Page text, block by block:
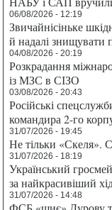
06/08/2026 - 12:19
Звичайнісіньке
й надалі знищувати
04/08/2026 - 20:19
Розкрадання
із МЗС в СІЗО
03/08/2026 - 20:43
Російські
командира 2-го
31/07/2026 - 19:45
Не тільки «Скеля».
31/07/2026 - 18:19
Український
за найкрасивіший
31/07/2026 - 14:48